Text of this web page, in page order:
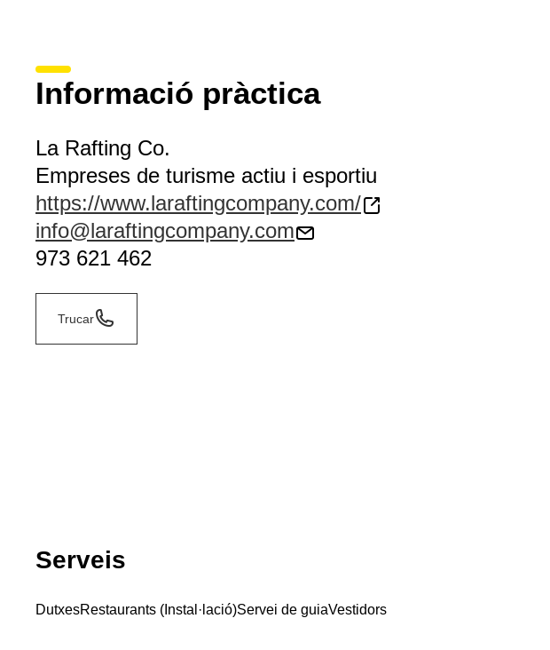
Informació pràctica
La Rafting Co.
Empreses de turisme actiu i esportiu
https://www.laraftingcompany.com/
info@laraftingcompany.com
973 621 462
Trucar
Serveis
DutxesRestaurants (Instal·lació)Servei de guiaVestidors